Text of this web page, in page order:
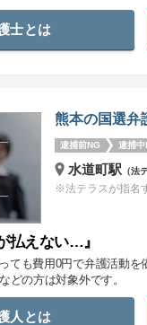
士とは
熊本の国選弁
逮捕前NG 逮捕中
水道町駅 （法
※法テラスが指名
払えない…』
ても費用0円で弁護活動
どの方は対象外です。
人とは